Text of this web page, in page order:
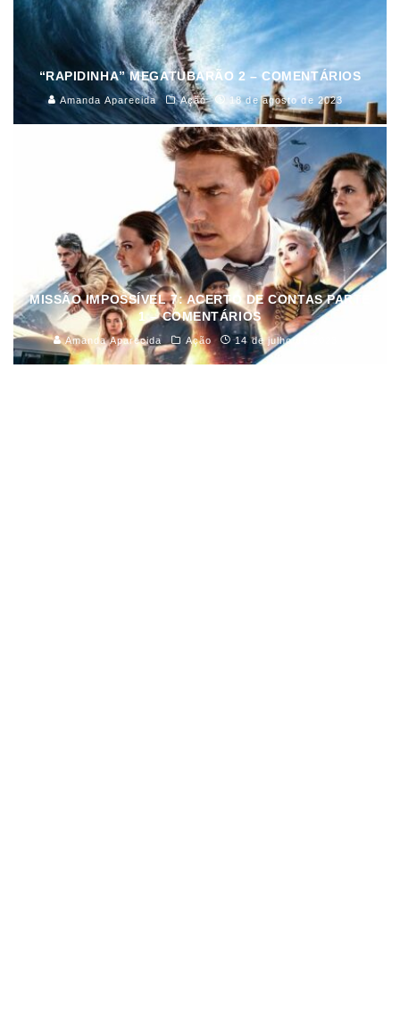
“RAPIDINHA” MEGATUBARÃO 2 – COMENTÁRIOS
Amanda Aparecida Ação 18 de agosto de 2023
MISSÃO IMPOSSÍVEL 7: ACERTO DE CONTAS PARTE
1 – COMENTÁRIOS
Amanda Aparecida Ação 14 de julho de 2023